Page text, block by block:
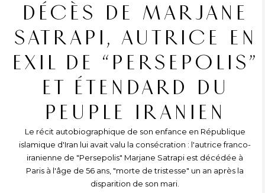
DÉCÈS DE MARJANE
SATRAPI, AUTRICE EN
EXIL DE “PERSEPOLIS”
ET ÉTENDARD DU
PEUPLE IRANIEN
Le récit autobiographique de son enfance en République
islamique d'Iran lui avait valu la consécration : l'autrice franco-
iranienne de "Persepolis" Marjane Satrapi est décédée à
Paris à l'âge de 56 ans, "morte de tristesse" un an après la
disparition de son mari.